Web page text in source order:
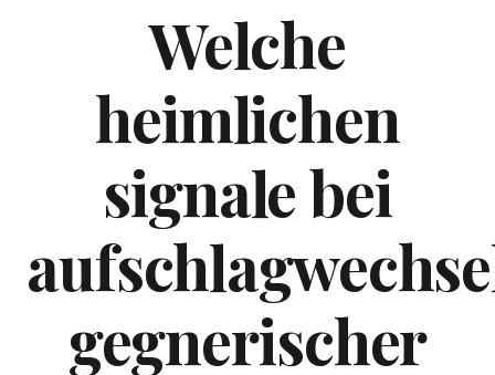
Welche
heimlichen
signale bei
gegnerischer